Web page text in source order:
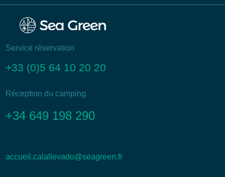
Service réservation
+33 (0)5 64 10 20 20
Réception du camping
+34 649 198 290
accueil.calallevado@seagreen.fr